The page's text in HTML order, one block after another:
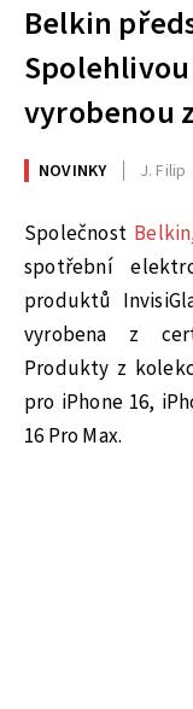
Belkin
vyrobenou
NOVINKY J. Filip
Společnost Belkin
spotřební
produktů
vyrobena z
Produkty z
pro iPhone 16,
16 Pro Max.